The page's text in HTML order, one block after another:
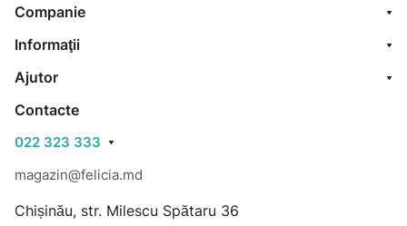
Companie
Informaţii
Ajutor
Contacte
022 323 333
magazin@felicia.md
Chișinău, str. Milescu Spătaru 36